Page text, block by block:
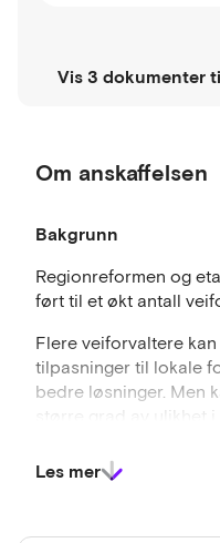
Vis 3 dokumenter
Om anskaffelsen
Bakgrunn
Regionreformen og
ført til et økt antall
Flere veiforvaltere
tilpasninger til lokale
bedre løsninger. Men
større grad av ulikhet
utførende
Les mer